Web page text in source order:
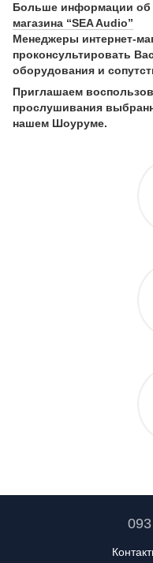
Больше информации об
магазина “SEA Audio”
Менеджеры интернет-
проконсультировать
оборудования и
Приглашаем
прослушивания
нашем Шоуруме.